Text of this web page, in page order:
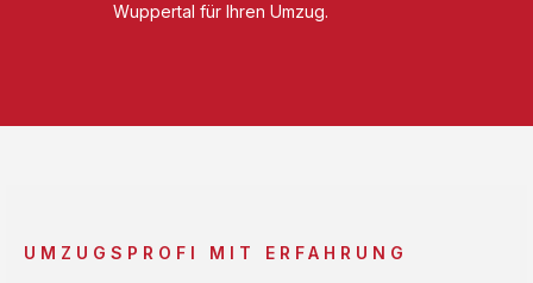
Wuppertal für Ihren Umzug.
UMZUGSPROFI MIT ERFAHRUNG